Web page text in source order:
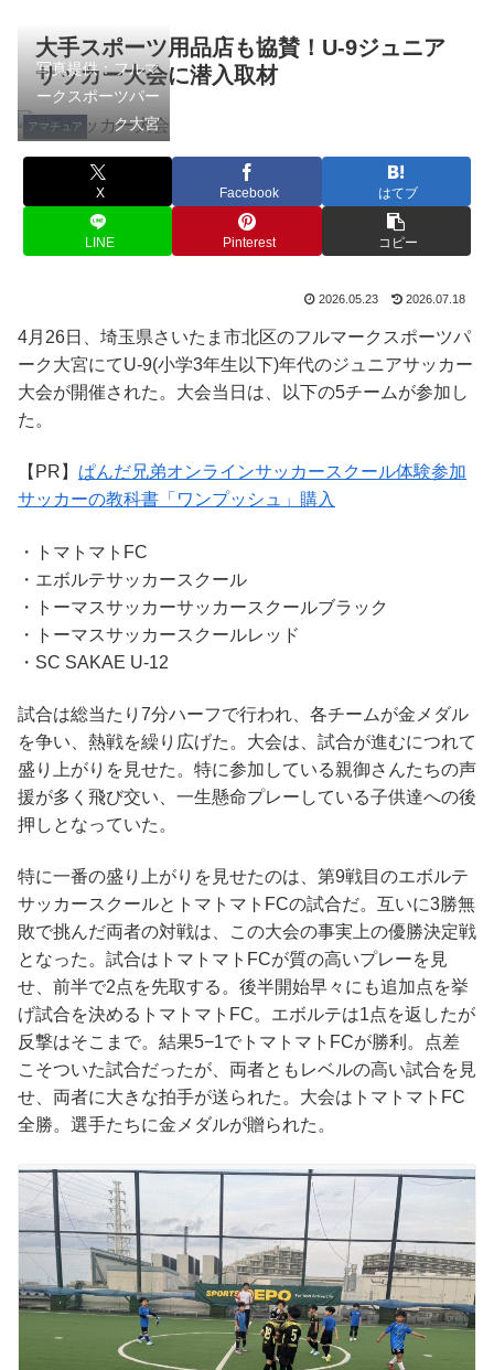
大手スポーツ用品店も協賛！U-9ジュニア
サッカー大会に潜入取材
アマチュア
写真提供：フルマ
ークスポーツパー
ク大宮
X Facebook はてブ
LINE Pinterest コピー
2026.05.23 2026.07.18
4月26日、埼玉県さいたま市北区のフルマークスポーツパ
ーク大宮にてU-9(小学3年生以下)年代のジュニアサッカー
大会が開催された。大会当日は、以下の5チームが参加し
た。
【PR】 ぱんだ兄弟オンラインサッカースクール体験参加
サッカーの教科書「ワンプッシュ」購入
・トマトマトFC
・エボルテサッカースクール
・トーマスサッカーサッカースクールブラック
・トーマスサッカースクールレッド
・SC SAKAE U-12
試合は総当たり7分ハーフで行われ、各チームが金メダル
を争い、熱戦を繰り広げた。大会は、試合が進むにつれて
盛り上がりを見せた。特に参加している親御さんたちの声
援が多く飛び交い、一生懸命プレーしている子供達への後
押しとなっていた。
特に一番の盛り上がりを見せたのは、第9戦目のエボルテ
サッカースクールとトマトマトFCの試合だ。互いに3勝無
敗で挑んだ両者の対戦は、この大会の事実上の優勝決定戦
となった。試合はトマトマトFCが質の高いプレーを見
せ、前半で2点を先取する。後半開始早々にも追加点を挙
げ試合を決めるトマトマトFC。エボルテは1点を返したが
反撃はそこまで。結果5−1でトマトマトFCが勝利。点差
こそついた試合だったが、両者ともレベルの高い試合を見
せ、両者に大きな拍手が送られた。大会はトマトマトFC
全勝。選手たちに金メダルが贈られた。